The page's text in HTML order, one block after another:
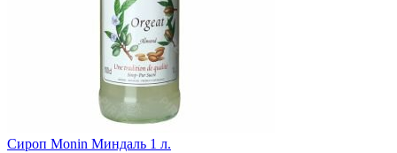
Сироп Monin Миндаль 1 л.